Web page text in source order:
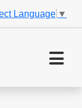
Language ▼